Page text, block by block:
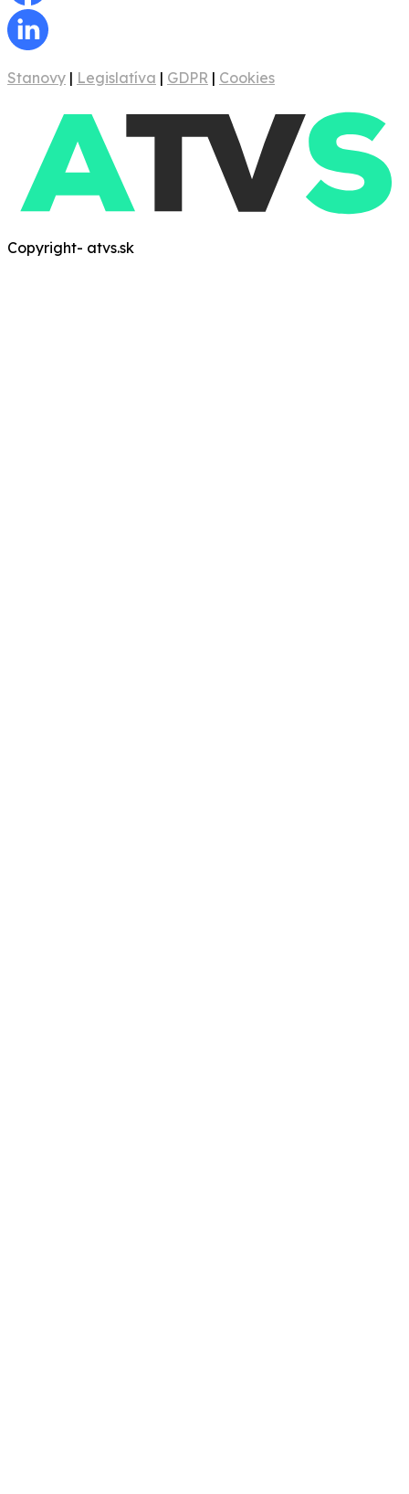
Stanovy | Legislatíva | GDPR | Cookies
Copyright- atvs.sk